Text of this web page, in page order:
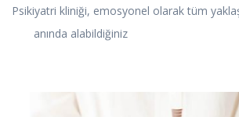
Psikiyatri kliniği, emosyonel olarak tüm
anında alabildiğiniz